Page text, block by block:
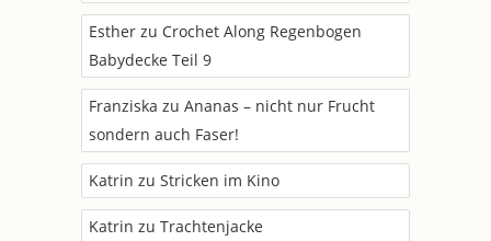
Esther zu Crochet Along Regenbogen
Babydecke Teil 9
Franziska zu Ananas – nicht nur Frucht
sondern auch Faser!
Katrin zu Stricken im Kino
Katrin zu Trachtenjacke